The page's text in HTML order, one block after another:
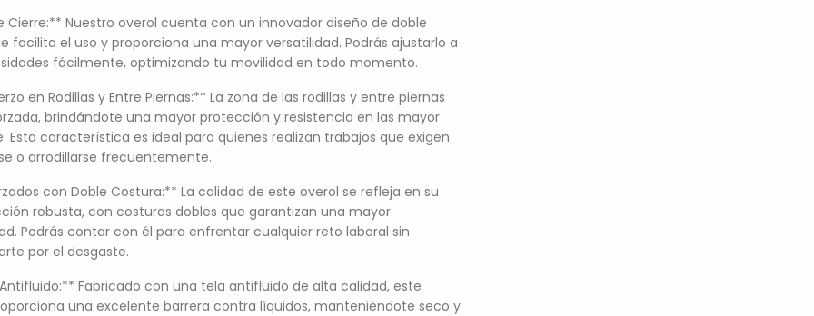
Cierre:** Nuestro overol cuenta con un innovador diseño de doble
facilita el uso y proporciona una mayor versatilidad. Podrás ajustarlo a
fácilmente, optimizando tu movilidad en todo momento.
en Rodillas y Entre Piernas:** La zona de las rodillas y entre piernas
brindándote una mayor protección y resistencia en las mayor
Esta característica es ideal para quienes realizan trabajos que exigen
o arrodillarse frecuentemente.
con Doble Costura:** La calidad de este overol se refleja en su
robusta, con costuras dobles que garantizan una mayor
Podrás contar con él para enfrentar cualquier reto laboral sin
por el desgaste.
Fabricado con una tela antifluido de alta calidad, este
una excelente barrera contra líquidos, manteniéndote seco y